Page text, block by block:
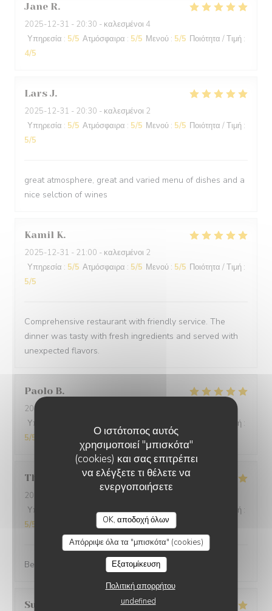
Ο ιστότοπος αυτός
χρησιμοποιεί "μπισκότα"
(cookies) και σας επιτρέπει
να ελέγξετε τι θέλετε να
ενεργοποιήσετε
OK, αποδοχή όλων
Απόρριψε όλα τα "μπισκότα" (cookies)
Εξατομίκευση
Πολιτική απορρήτου
undefined
Jane R
2025-12-31 - 20:30 - καλεσμένοι 4
Υπηρεσία : 5/5 Ατμόσφαιρα : 5/5 Μενού : 5/5 Ποιότητα / Τιμή :
4/5
Lars J
2025-12-31 - 20:30 - καλεσμένοι 2
Υπηρεσία : 5/5 Ατμόσφαιρα : 5/5 Μενού : 5/5 Ποιότητα / Τιμή :
5/5
great atmosphere, great and varied menu of dishes and a
nice selction of wines
Kamil K
2025-12-31 - 21:00 - καλεσμένοι 2
Υπηρεσία : 5/5 Ατμόσφαιρα : 5/5 Μενού : 5/5 Ποιότητα / Τιμή :
5/5
Comprehensive restaurant with friendly service. The
dinner was tasty with fresh ingredients and served with
unexpected flavors.
Paolo B
2025-12-29
Υπηρεσία
Ποιότητα / Τιμή :
5/5
Thomas
2025-12-31
- 20:00 - καλεσμένοι 2
Υπηρεσία
Ατμόσφαιρα:5/5 Μενού:5 Ποιότητα / Τιμή :
5/5
Best cuisine in old Nice.
Suraci